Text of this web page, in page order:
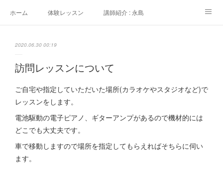
ホーム 体験レッスン 講師紹介 : 永島
2020.06.30 00:19
訪問レッスンについて
ご自宅や指定していただいた場所(カラオケやスタジオなど)で
レッスンをします。
電池駆動の電子ピアノ、ギターアンプがあるので機材的には
どこでも大丈夫です。
車で移動しますので場所を指定してもらえればそちらに伺い
ます。